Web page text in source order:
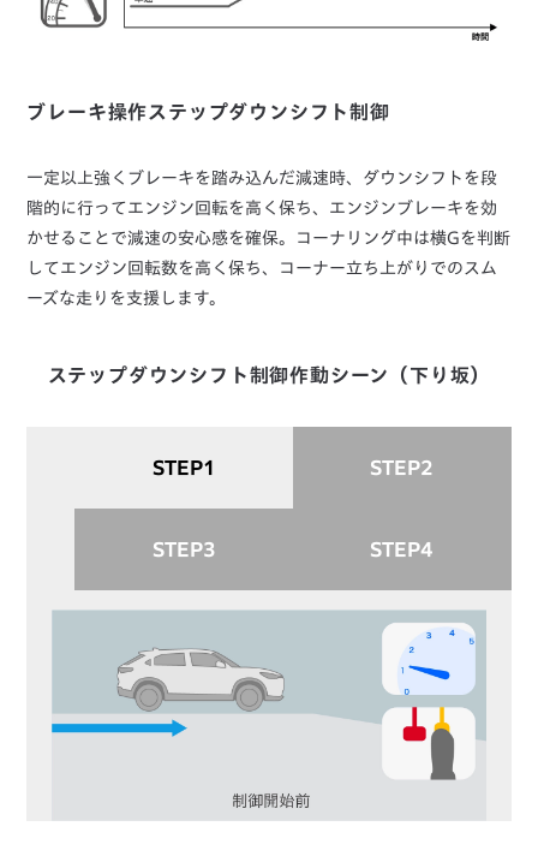
ブレーキ操作ステップダウンシフト制御
一定以上強くブレーキを踏み込んだ減速時、ダウンシフトを段
階的に行ってエンジン回転を高く保ち、エンジンブレーキを効
かせることで減速の安心感を確保。コーナリング中は横Gを判断
してエンジン回転数を高く保ち、コーナー立ち上がりでのスム
ーズな走りを支援します。
ステップダウンシフト制御作動シーン（下り坂）
STEP1 STEP2
STEP3 STEP4